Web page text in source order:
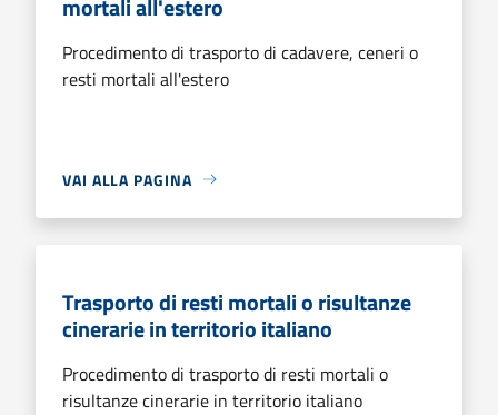
Procedimento di trasporto di cadavere, ceneri o
resti mortali all'estero
VAI ALLA PAGINA
Trasporto di resti mortali o risultanze
cinerarie in territorio italiano
Procedimento di trasporto di resti mortali o
risultanze cinerarie in territorio italiano